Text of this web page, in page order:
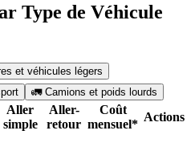
Type de Véhicule
et véhicules légers
🚛 Camions et poids lourds
Aller
simple
Aller-
retour
Coût
mensuel*
Actions